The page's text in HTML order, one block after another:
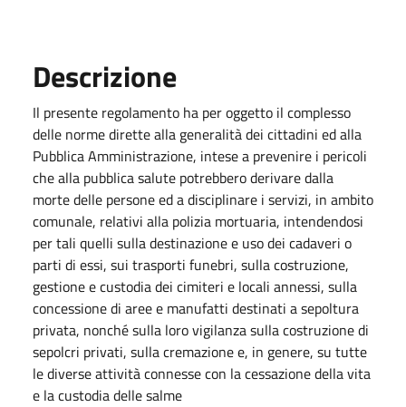
Descrizione
Il presente regolamento ha per oggetto il complesso
delle norme dirette alla generalità dei cittadini ed alla
Pubblica Amministrazione, intese a prevenire i pericoli
che alla pubblica salute potrebbero derivare dalla
morte delle persone ed a disciplinare i servizi, in ambito
comunale, relativi alla polizia mortuaria, intendendosi
per tali quelli sulla destinazione e uso dei cadaveri o
parti di essi, sui trasporti funebri, sulla costruzione,
gestione e custodia dei cimiteri e locali annessi, sulla
concessione di aree e manufatti destinati a sepoltura
privata, nonché sulla loro vigilanza sulla costruzione di
sepolcri privati, sulla cremazione e, in genere, su tutte
le diverse attività connesse con la cessazione della vita
e la custodia delle salme